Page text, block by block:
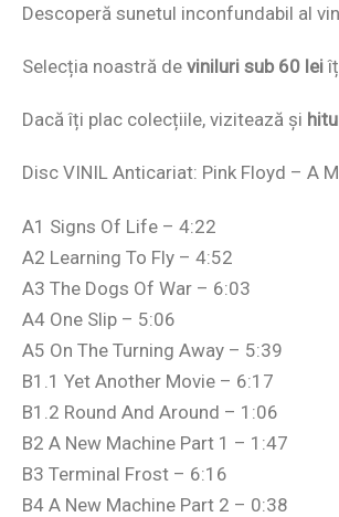
Descoperă sunetul inconfundabil al
Selecția noastră de viniluri sub 60 lei
Dacă îți plac colecțiile, vizitează și
Disc VINIL Anticariat: Pink Floyd – A
A1 Signs Of Life – 4:22
A2 Learning To Fly – 4:52
A3 The Dogs Of War – 6:03
A4 One Slip – 5:06
A5 On The Turning Away – 5:39
B1.1 Yet Another Movie – 6:17
B1.2 Round And Around – 1:06
B2 A New Machine Part 1 – 1:47
B3 Terminal Frost – 6:16
B4 A New Machine Part 2 – 0:38